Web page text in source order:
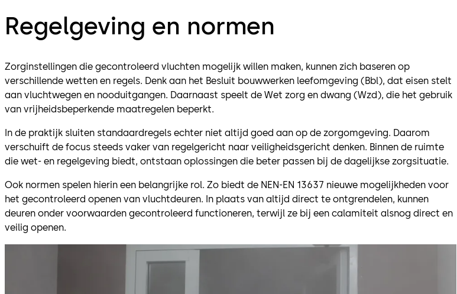
Regelgeving en normen
Zorginstellingen die gecontroleerd vluchten mogelijk willen maken, kunnen zich baseren op
verschillende wetten en regels. Denk aan het Besluit bouwwerken leefomgeving (Bbl), dat eisen stelt
aan vluchtwegen en nooduitgangen. Daarnaast speelt de Wet zorg en dwang (Wzd), die het gebruik
van vrijheidsbeperkende maatregelen beperkt.
In de praktijk sluiten standaardregels echter niet altijd goed aan op de zorgomgeving. Daarom
verschuift de focus steeds vaker van regelgericht naar veiligheidsgericht denken. Binnen de ruimte
die wet- en regelgeving biedt, ontstaan oplossingen die beter passen bij de dagelijkse zorgsituatie.
Ook normen spelen hierin een belangrijke rol. Zo biedt de NEN-EN 13637 nieuwe mogelijkheden voor
het gecontroleerd openen van vluchtdeuren. In plaats van altijd direct te ontgrendelen, kunnen
deuren onder voorwaarden gecontroleerd functioneren, terwijl ze bij een calamiteit alsnog direct en
veilig openen.